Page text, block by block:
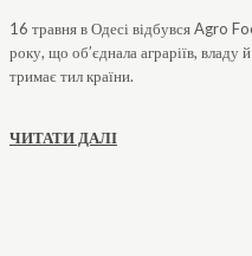
16 травня в Одесі відбувся Agro
року, що об’єднала аграріїв, владу
тримає тил країни.
ЧИТАТИ ДАЛІ